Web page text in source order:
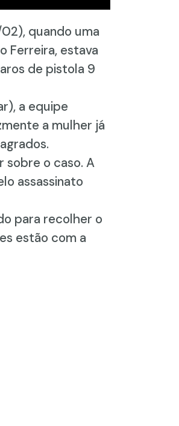
quando uma
Ferreira, estava
de pistola 9
a equipe
a mulher já
sobre o caso. A
assassinato
para recolher o
estão com a